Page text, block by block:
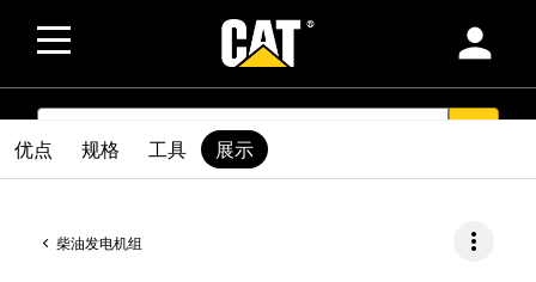
person
SEARCH
柴油发电机组 more_vert
优点 规格 工具 展示